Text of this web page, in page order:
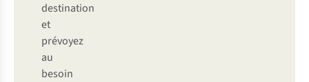
destination
et
prévoyez
au
besoin